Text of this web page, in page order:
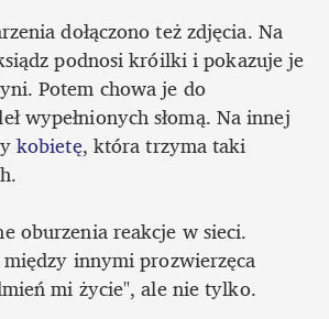
dołączono też zdjęcia. Na
podnosi króilki i pokazuje je
Potem chowa je do
wypełnionych słomą. Na innej
kobietę, która trzyma taki
oburzenia reakcje w sieci.
między innymi prozwierzęca